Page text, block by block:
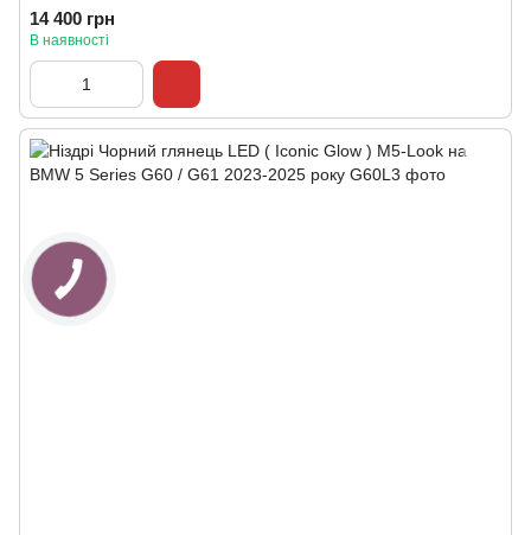
14 400 грн
В наявності